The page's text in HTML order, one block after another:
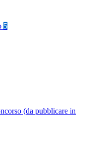
5
(da pubblicare in